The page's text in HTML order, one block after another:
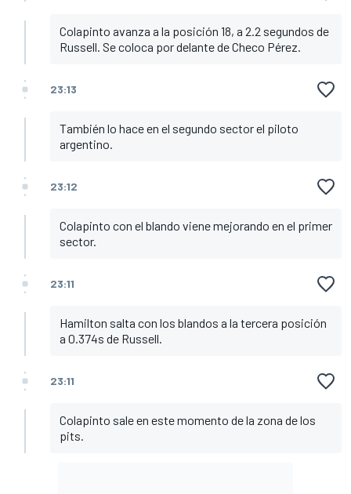
Colapinto avanza a la posición 18, a 2.2 segundos de
Russell. Se coloca por delante de Checo Pérez.
23:13
También lo hace en el segundo sector el piloto
argentino.
23:12
Colapinto con el blando viene mejorando en el primer
sector.
23:11
Hamilton salta con los blandos a la tercera posición
a 0.374s de Russell.
23:11
Colapinto sale en este momento de la zona de los
pits.